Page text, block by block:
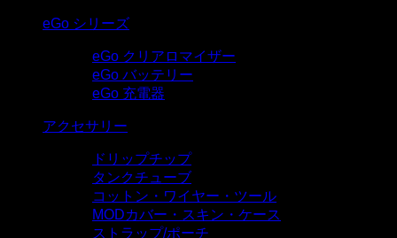
eGo シリーズ
eGo クリアロマイザー
eGo バッテリー
eGo 充電器
アクセサリー
ドリップチップ
タンクチューブ
コットン・ワイヤー・ツール
MODカバー・スキン・ケース
ストラップ/ポーチ